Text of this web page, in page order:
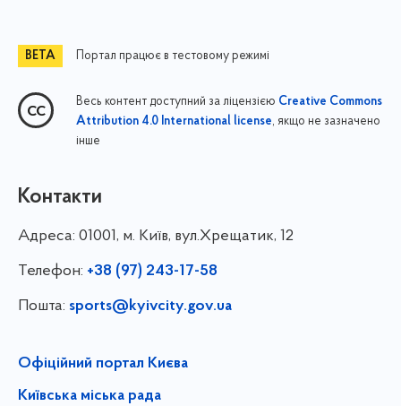
Портал працює в тестовому режимі
Весь контент доступний за ліцензією Creative Commons
Attribution 4.0 International license, якщо не зазначено
інше
Контакти
Адреса: 01001, м. Київ, вул.Хрещатик, 12
Телефон: +38 (97) 243-17-58
Пошта: sports@kyivcity.gov.ua
Офіційний портал Києва
Київська міська рада